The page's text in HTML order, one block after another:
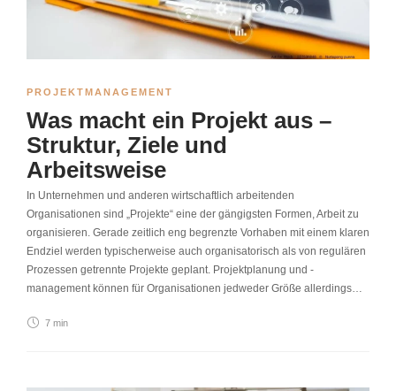
PROJEKTMANAGEMENT
Was macht ein Projekt aus –
Struktur, Ziele und
Arbeitsweise
In Unternehmen und anderen wirtschaftlich arbeitenden
Organisationen sind „Projekte“ eine der gängigsten Formen, Arbeit zu
organisieren. Gerade zeitlich eng begrenzte Vorhaben mit einem klaren
Endziel werden typischerweise auch organisatorisch als von regulären
Prozessen getrennte Projekte geplant. Projektplanung und -
management können für Organisationen jedweder Größe allerdings…
7 min